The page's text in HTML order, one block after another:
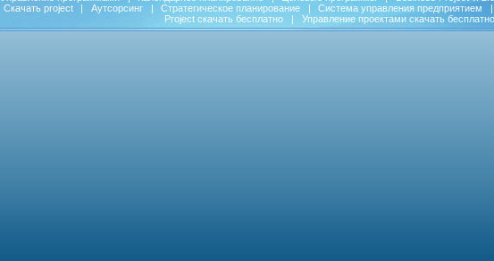
Скачать project | Аутсорсинг | Стратегическое планирование | Система управления предприятием
|
Project скачать бесплатно
| Управление проектами скачать бесплатно